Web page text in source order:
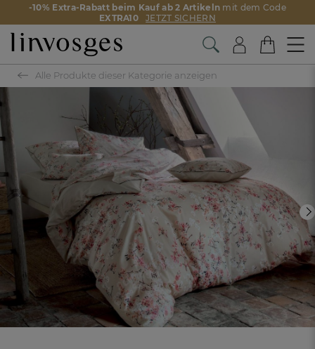
-10% Extra-Rabatt beim Kauf ab 2 Artikeln mit dem Code
EXTRA10
JETZT SICHERN
Alle Produkte dieser Kategorie anzeigen